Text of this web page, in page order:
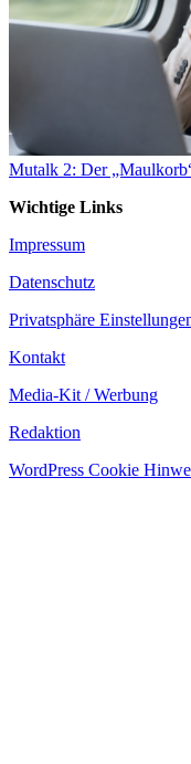
Mutalk 2: Der
Wichtige Links
Impressum
Datenschutz
Privatsphäre
Kontakt
Media-Kit / Werbung
Redaktion
WordPress Cookie